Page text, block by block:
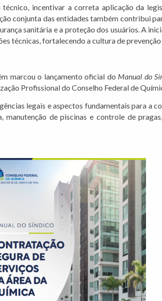
incentivar a correta aplicação da
conjunta das entidades também contribui
sanitária e a proteção dos usuários. A
técnicas, fortalecendo a cultura de
marcou o lançamento oficial do Manual do
Profissional do Conselho Federal de
legais e aspectos fundamentais para a
de piscinas e controle de